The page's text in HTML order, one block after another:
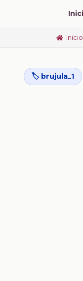
Inicio
🏷️ brujula_1